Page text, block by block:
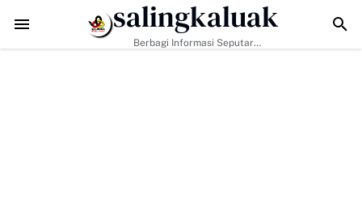
Data Sosial Jadi Kunci, Hj. Aida Dorong Nagari Aktif Pastikan
salingkaluak
Berbagi Informasi Seputar